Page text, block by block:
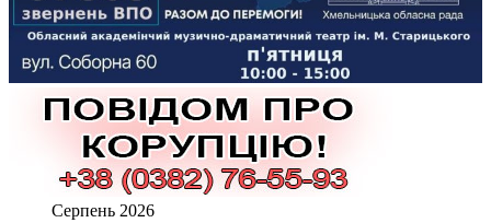
Серпень 2026